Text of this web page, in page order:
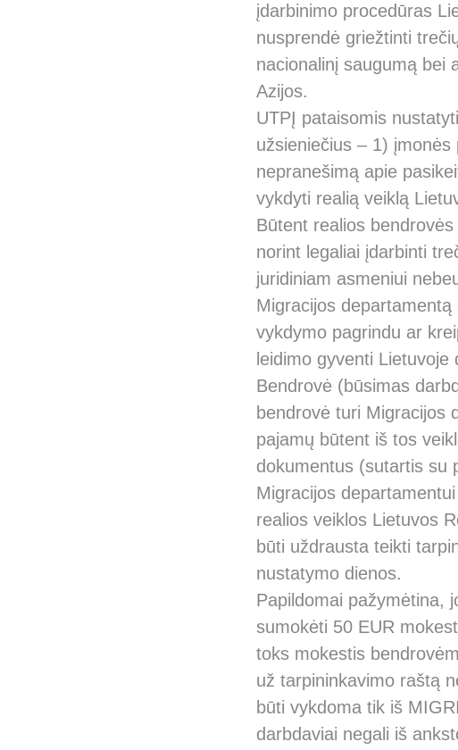
įdarbinimo procedūras
nusprendė griežtinti
nacionalinį saugumą bei
Azijos.
UTPĮ pataisomis
užsieniečius – 1)
nepranešimą apie
vykdyti realią veiklą
Būtent realios
norint legaliai įdarbinti
juridiniam asmeniui
Migracijos
vykdymo pagrindu ar
leidimo gyventi Lietuvoje
Bendrovė (būsimas
bendrovė turi Migracijos
pajamų būtent iš tos
dokumentus (sutartis su
Migracijos
realios veiklos Lietuvos
būti uždrausta teikti
nustatymo dienos.
Papildomai pažymėtina,
sumokėti 50 EUR
toks mokestis
už tarpininkavimo raštą
būti vykdoma tik iš
darbdaviai negali iš